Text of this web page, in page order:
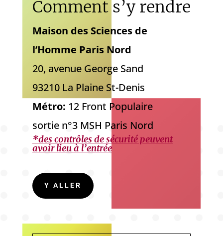
Comment s’y rendre
Maison des Sciences de
l’Homme Paris Nord
20, avenue George Sand
93210 La Plaine St-Denis
Métro: 12 Front Populaire
sortie n°3 MSH Paris Nord
*des contrôles de sécurité peuvent
avoir lieu à l’entrée
Y ALLER